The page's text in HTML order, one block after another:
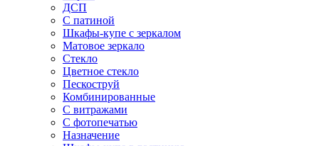
ДСП
С патиной
Шкафы-купе с зеркалом
Матовое зеркало
Стекло
Цветное стекло
Пескоструй
Комбинированные
С витражами
С фотопечатью
Назначение